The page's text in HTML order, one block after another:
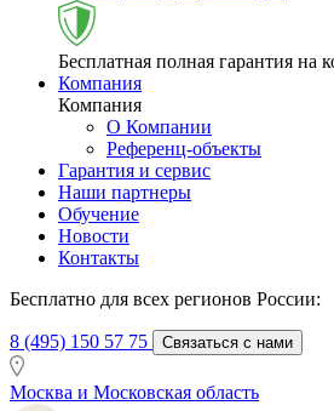
Бесплатная полная гарантия на
Компания
Компания
О Компании
Референц-объекты
Гарантия и сервис
Наши партнеры
Обучение
Новости
Контакты
Бесплатно для всех регионов России:
8 (495) 150 57 75 Связаться с нами
Москва и Московская область